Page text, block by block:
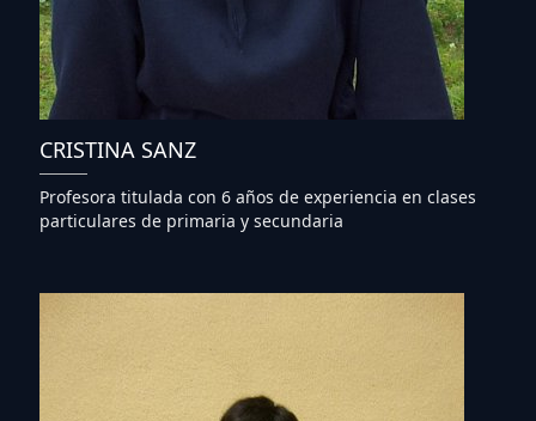
CRISTINA SANZ
Profesora titulada con 6 años de experiencia en clases
particulares de primaria y secundaria